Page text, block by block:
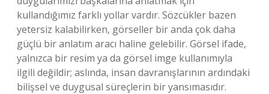
kullandığımız farklı yollar vardır. Sözcükler bazen
yetersiz kalabilirken, görseller bir anda çok daha
güçlü bir anlatım aracı haline gelebilir. Görsel ifade,
yalnızca bir resim ya da görsel imge kullanımıyla
ilgili değildir; aslında, insan davranışlarının ardındaki
bilişsel ve duygusal süreçlerin bir yansımasıdır.